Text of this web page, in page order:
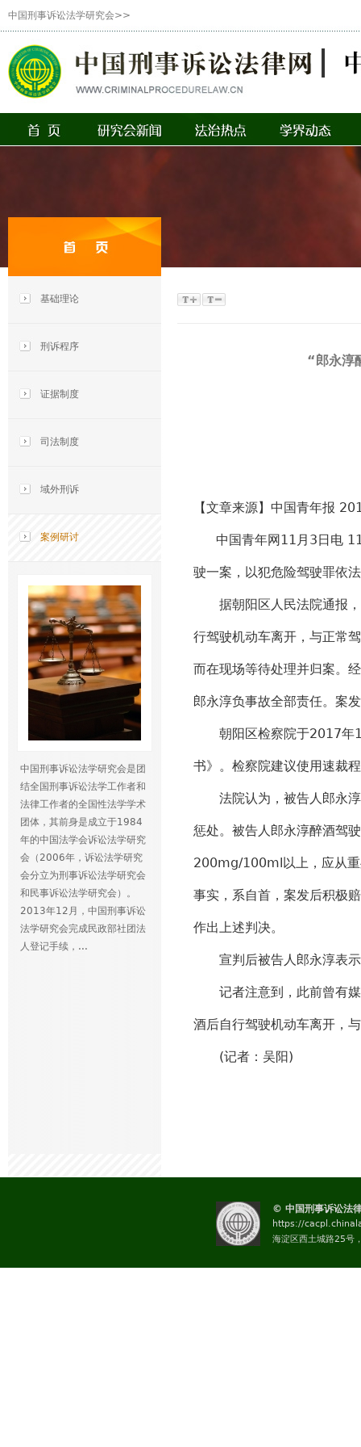
中国刑事诉讼法学研究会>>
基础理论
刑诉程序
证据制度
司法制度
域外刑诉
案例研讨
中国刑事诉讼法学研究会是团
结全国刑事诉讼法学工作者和
法律工作者的全国性法学学术
团体，其前身是成立于1984
年的中国法学会诉讼法学研究
会（2006年，诉讼法学研究
会分立为刑事诉讼法学研究会
和民事诉讼法学研究会）。
2013年12月，中国刑事诉讼
法学研究会完成民政部社团法
人登记手续，...
“郎永淳
【文章来源】中国青年报
中国青年网11月3日电
驶一案，以犯危险驾驶罪依
据朝阳区人民法院通报，
行驾驶机动车离开，与正常
而在现场等待处理并归案。
郎永淳负事故全部责任。案
朝阳区检察院于2017年10
书》。检察院建议使用速裁
法院认为，被告人郎永淳
惩处。被告人郎永淳醉酒驾
200mg/100ml以上，应从重
事实，系自首，案发后积极
作出上述判决。
宣判后被告人郎永淳表示
记者注意到，此前曾有媒
酒后自行驾驶机动车离开，
(记者：吴阳)
© 中国刑事诉讼法
https://
海淀区西土城路25号